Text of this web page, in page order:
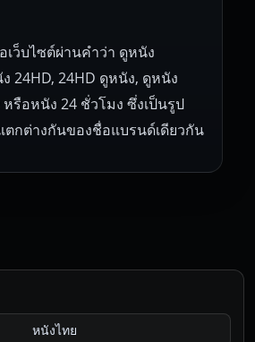
ว็บไซต์ผ่านคำว่า ดูหนัง
24HD, 24HD ดูหนัง, ดูหนัง
รือหนัง 24 ชั่วโมง ซึ่งเป็นรูป
กต่างกันของชื่อแบรนด์เดียวกัน
หนังไทย